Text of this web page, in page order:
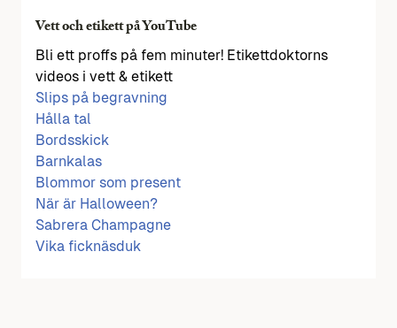
Vett och etikett på YouTube
Bli ett proffs på fem minuter! Etikettdoktorns
videos i vett & etikett
Slips på begravning
Hålla tal
Bordsskick
Barnkalas
Blommor som present
När är Halloween?
Sabrera Champagne
Vika ficknäsduk